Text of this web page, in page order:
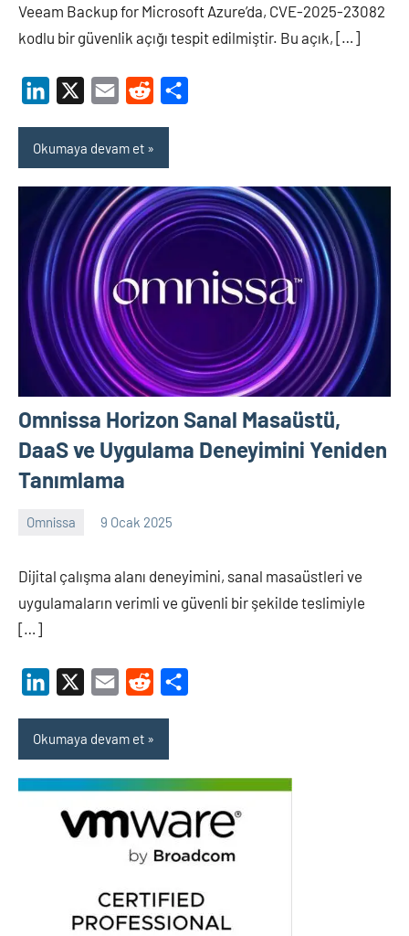
Veeam Backup for Microsoft Azure’da, CVE-2025-23082
kodlu bir güvenlik açığı tespit edilmiştir. Bu açık, […]
LinkedIn Email Reddit
Okumaya devam et
Omnissa Horizon Sanal Masaüstü,
DaaS ve Uygulama Deneyimini Yeniden
Tanımlama
Omnissa 9 Ocak 2025
Dijital çalışma alanı deneyimini, sanal masaüstleri ve
uygulamaların verimli ve güvenli bir şekilde teslimiyle
[…]
LinkedIn Email Reddit
Okumaya devam et